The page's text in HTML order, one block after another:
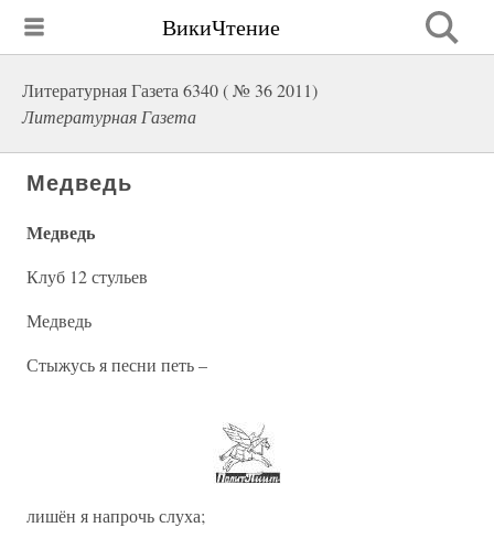
ВикиЧтение
Литературная Газета 6340 ( № 36 2011)
Литературная Газета
Медведь
Медведь
Клуб 12 стульев
Медведь
Стыжусь я песни петь –
лишён я напрочь слуха;